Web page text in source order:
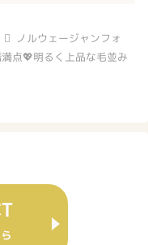
ノルウェージャンフォ
満点💖明るく上品な毛並み